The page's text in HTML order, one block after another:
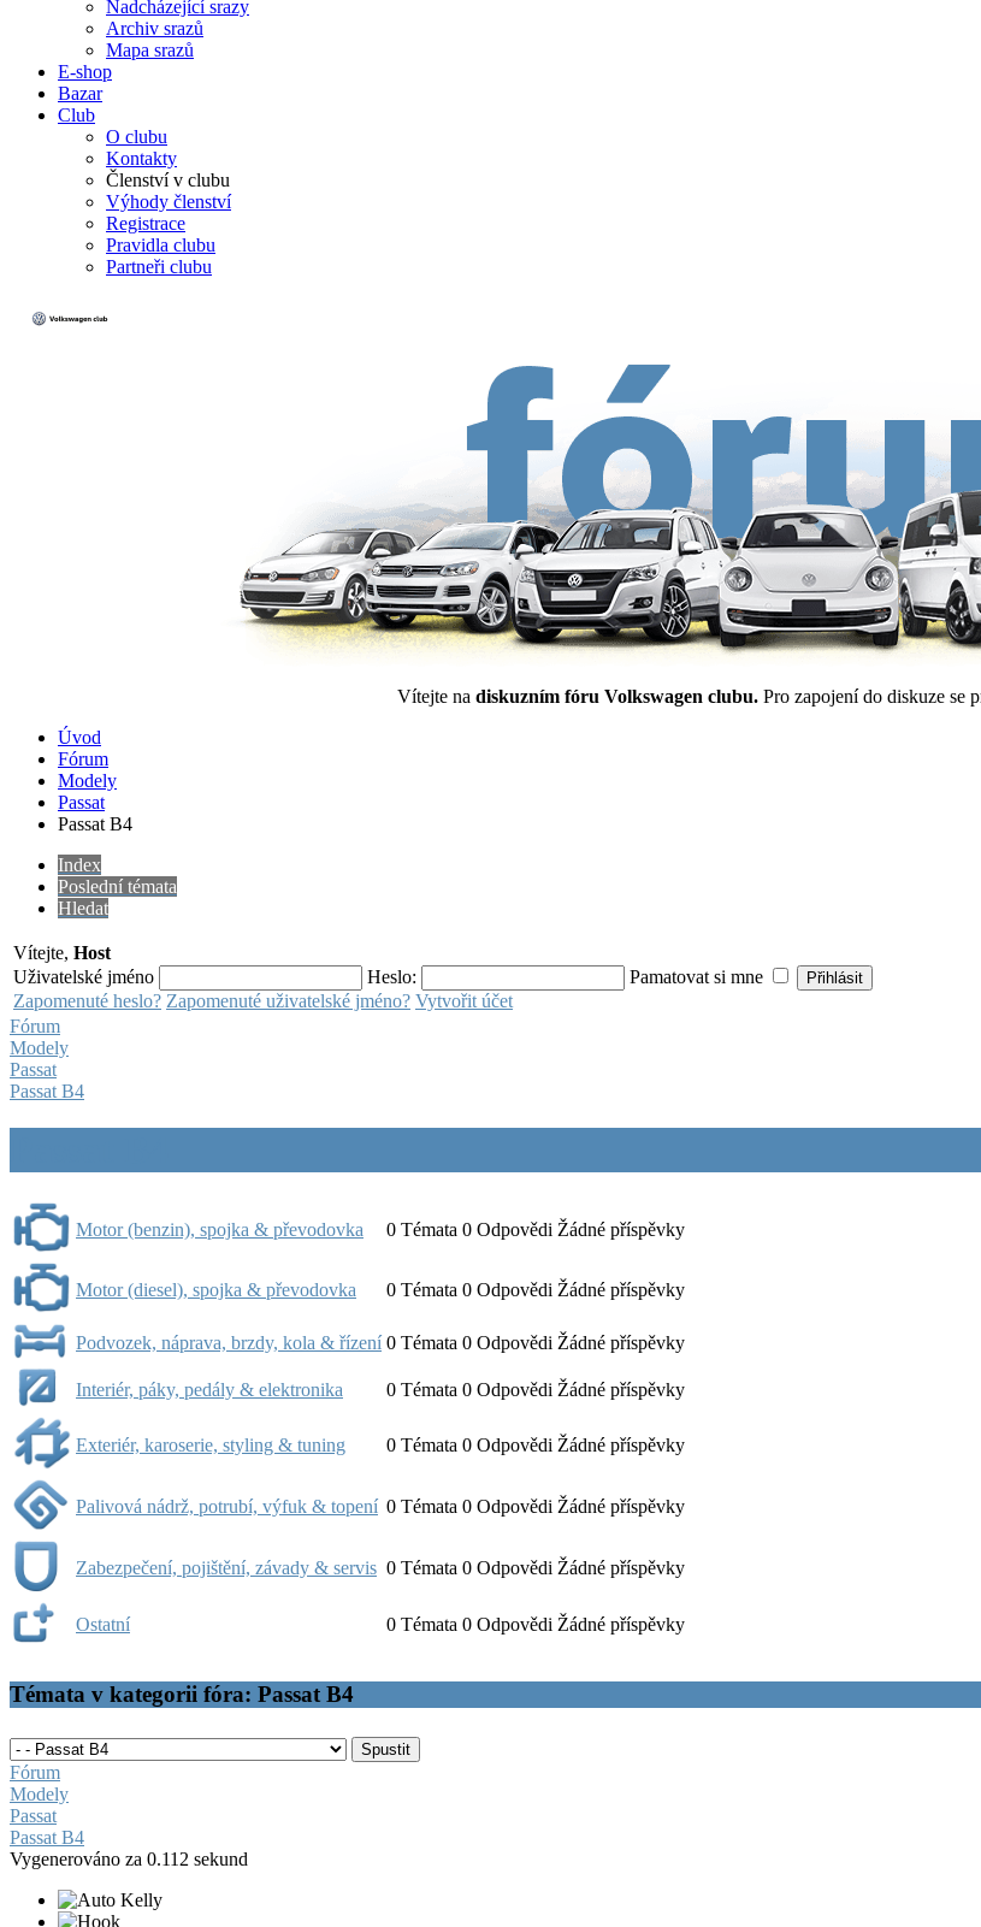
Nadcházející srazy
Archiv srazů
Mapa srazů
E-shop
Bazar
Club
O clubu
Kontakty
Členství v clubu
Výhody členství
Registrace
Pravidla clubu
Partneři clubu
Vítejte na diskuzním fóru Volkswagen clubu. Pro zapojení do diskuze se
Úvod
Fórum
Modely
Passat
Passat B4
Index
Poslední témata
Hledat
Vítejte, Host
Uživatelské jméno
Heslo:
Pamatovat si mne
Zapomenuté heslo? Zapomenuté uživatelské jméno? Vytvořit účet
Fórum
Modely
Passat
Passat B4
Motor (benzin), spojka & převodovka 0 Témata 0 Odpovědi Žádné příspěvky
Motor (diesel), spojka & převodovka 0 Témata 0 Odpovědi Žádné příspěvky
Podvozek, náprava, brzdy, kola & řízení 0 Témata 0 Odpovědi Žádné příspěvky
Interiér, páky, pedály & elektronika 0 Témata 0 Odpovědi Žádné příspěvky
Exteriér, karoserie, styling & tuning 0 Témata 0 Odpovědi Žádné příspěvky
Palivová nádrž, potrubí, výfuk & topení 0 Témata 0 Odpovědi Žádné příspěvky
Zabezpečení, pojištění, závady & servis 0 Témata 0 Odpovědi Žádné příspěvky
Ostatní 0 Témata 0 Odpovědi Žádné příspěvky
Témata v kategorii fóra: Passat B4
Fórum
Modely
Passat
Passat B4
Vygenerováno za 0.112 sekund